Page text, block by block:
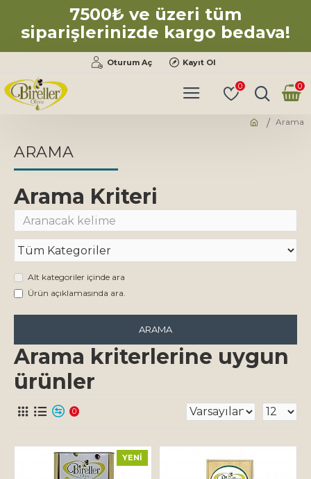
7500₺ ve üzeri tüm
siparişlerinizde kargo bedava!
Oturum Aç Kayıt Ol
0 0
Arama
ARAMA
Arama Kriteri
Alt kategoriler içinde ara
Ürün açıklamasında ara.
ARAMA
Arama kriterlerine uygun
ürünler
0
YENI